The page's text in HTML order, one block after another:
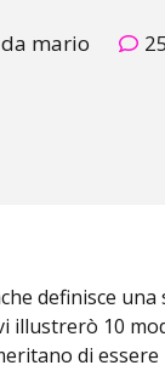
mario
definisce
illustrerò 10
di essere